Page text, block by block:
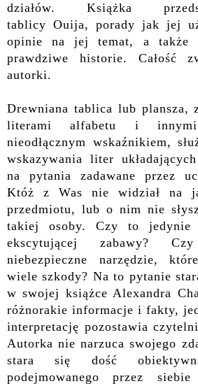
działów. Książka
tablicy Ouija, porady jak jej
opinie na jej temat, a także
prawdziwe historie. Całość
autorki.
Drewniana tablica lub plansza,
literami alfabetu i
nieodłącznym wskaźnikiem,
wskazywania liter
na pytania zadawane przez
Któż z Was nie widział na
przedmiotu, lub o nim nie
takiej osoby. Czy to jedynie
ekscytującej zabawy?
niebezpieczne narzędzie,
wiele szkody? Na to pytanie
w swojej książce Alexandra
różnorakie informacje i fakty,
interpretację pozostawia
Autorka nie narzuca swojego
stara się dość
podejmowanego przez